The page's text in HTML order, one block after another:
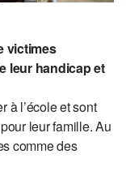
victimes
leur handicap et
à l’école et sont
leur famille. Au
comme des